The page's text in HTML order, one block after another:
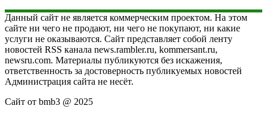
Данный сайт не является коммерческим проектом. На этом
сайте ни чего не продают, ни чего не покупают, ни какие
услуги не оказываются. Сайт представляет собой ленту
новостей RSS канала news.rambler.ru, kommersant.ru,
newsru.com. Материалы публикуются без искажения,
ответственность за достоверность публикуемых новостей
Администрация сайта не несёт.
Сайт от bmb3 @ 2025